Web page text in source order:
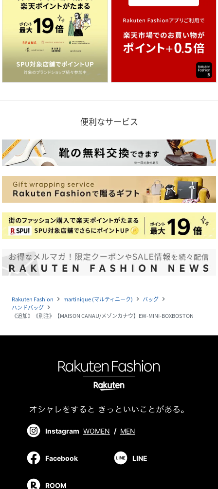
便利なサービス
Rakuten Fashion navigate_next martinique (マルティニーク) navigate_next バッグ navigate_next
ハンドバッグ navigate_next
《追加》《別注》【MAISON CANAU/メゾンカナウ】EW-MINI-BOXBOSTON
Instagram WOMEN / MEN
Facebook LINE
ROOM